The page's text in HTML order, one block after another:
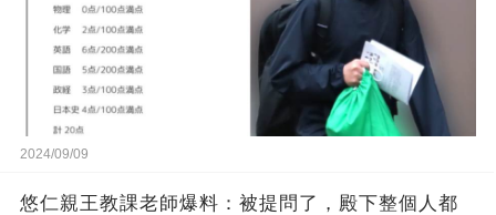
2024/09/09
悠仁親王教課老師爆料：被提問了，殿下整個人都